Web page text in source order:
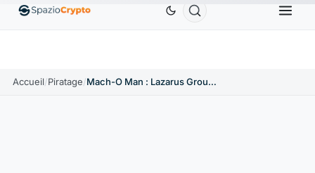
EthereumETH1 880,58 $US Tether USDT BNB
Accueil/Piratage/ Mach-O Man : Lazarus Group Cible les Dirigeants Crypto sur Mac